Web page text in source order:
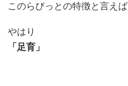
このらびっとの特徴と言えば
やはり
「足育」